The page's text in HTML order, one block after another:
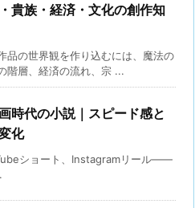
貴族・経済・文化の創作知
品の世界観を作り込むには、魔法の
階層、経済の流れ、宗 ...
時代の小説｜スピード感と
化
ショート、Instagramリール——